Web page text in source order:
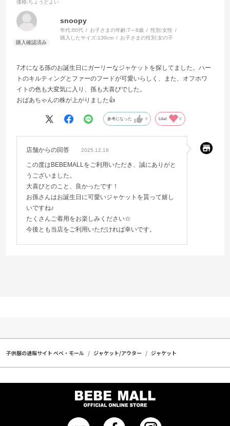
価格:ちょうどよい
snoopy
年代:60代 お子さまの年齢:7～8歳 性別:女性
購入したサイズ:130cm お子さまの性別:女の子
7才になる孫のお誕生日にガーリーなジャケットを探してました。ハー
トのキルティングとファーのフードが可愛いらしく、また、オフホワ
イトの色も大変気に入り、孫も大喜びでした。
おばあちゃんの株が上がりました👍
参考になった 0 Like! 0
店舗からの回答 2025.12.18
この度はBEBEMALLをご利用いただき、誠にありがと
うございました。
大喜びとのこと、良かったです！
お孫さんはお誕生日に可愛いジャケットを貰って嬉し
いですね♪
たくさんご着用をお楽しみください☆
今後とも当店をご利用いただければ幸いです。
子供服の通販サイト ベベ・モール ジャケット/アウター ジャケット